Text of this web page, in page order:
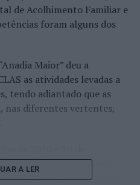
de Acolhimento Familiar e
foram alguns dos
Maior” deu a
as atividades levadas a
tendo adiantado que as
nas diferentes vertentes,
Sénior acolheram 602
pessoas. Neste período
A LER